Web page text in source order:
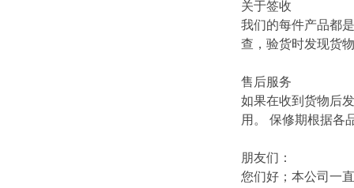
关于签收
我们的每件产品都
查，验货时发现货
售后服务
如果在收到货物后
用。 保修期根据各
朋友们：
您们好；本公司一